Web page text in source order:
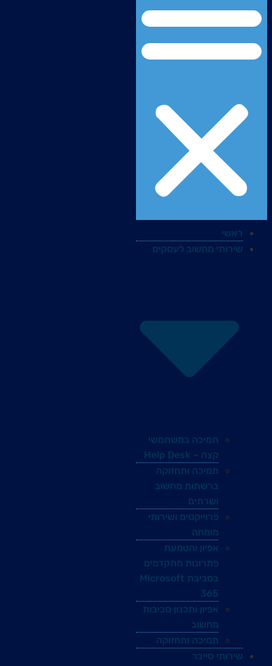
ראשי
שירותי מחשוב לעסקים
תמיכה במשתמשי
קצה – Help Desk
תמיכה ותחזוקה
ברשתות מחשוב
ושרתים
פרוייקטים ושירותי
מומחה
אפיון והטמעת
פתרונות מתקדמים
בסביבת Microsoft
365
אפיון ותכנון סביבות
מחשוב
תמיכה ותחזוקה
שירותי סייבר